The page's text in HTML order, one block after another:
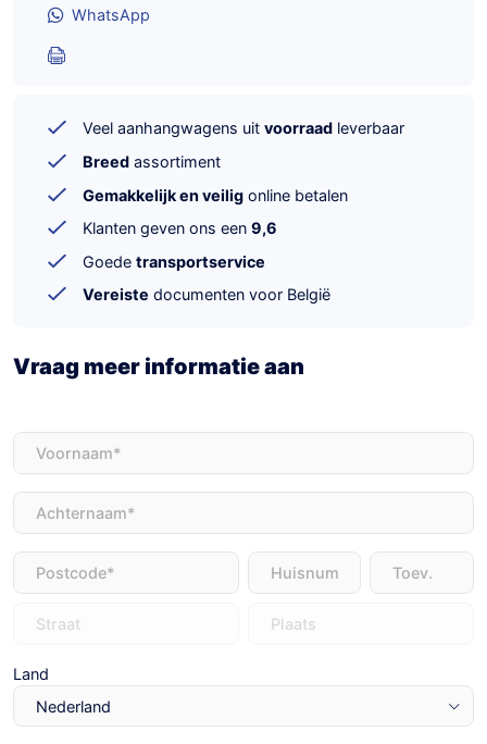
WhatsApp
Veel aanhangwagens uit voorraad leverbaar
Breed assortiment
Gemakkelijk en veilig online betalen
Klanten geven ons een 9,6
Goede transportservice
Vereiste documenten voor België
Vraag meer informatie aan
Voornaam
Achternaam
Adres
Land